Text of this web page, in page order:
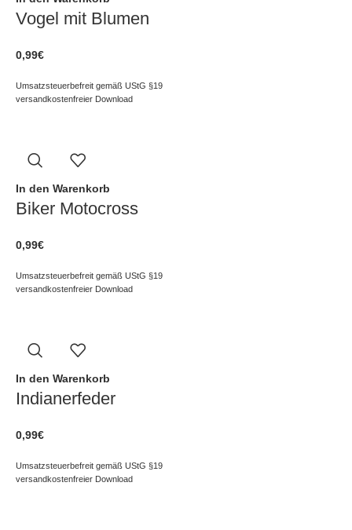
Vogel mit Blumen
0,99€
Umsatzsteuerbefreit gemäß UStG §19
versandkostenfreier Download
In den Warenkorb
Biker Motocross
0,99€
Umsatzsteuerbefreit gemäß UStG §19
versandkostenfreier Download
In den Warenkorb
Indianerfeder
0,99€
Umsatzsteuerbefreit gemäß UStG §19
versandkostenfreier Download